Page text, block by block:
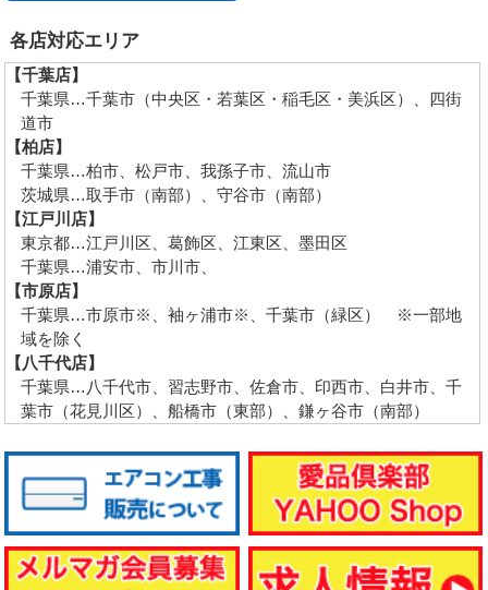
各店対応エリア
【千葉店】
千葉県…千葉市（中央区・若葉区・稲毛区・美浜区）、四街
道市
【柏店】
千葉県…柏市、松戸市、我孫子市、流山市
茨城県…取手市（南部）、守谷市（南部）
【江戸川店】
東京都…江戸川区、葛飾区、江東区、墨田区
千葉県…浦安市、市川市、
【市原店】
千葉県…市原市※、袖ヶ浦市※、千葉市（緑区） ※一部地
域を除く
【八千代店】
千葉県…八千代市、習志野市、佐倉市、印西市、白井市、千
葉市（花見川区）、船橋市（東部）、鎌ヶ谷市（南部）